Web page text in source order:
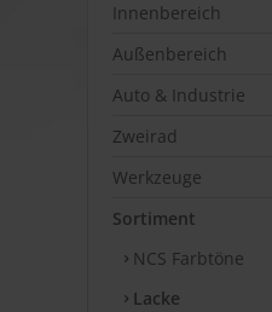
Innenbereich
Außenbereich
Auto & Industrie
Zweirad
Werkzeuge
Sortiment
NCS Farbtöne
Lacke